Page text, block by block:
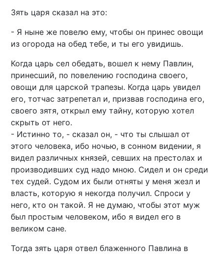
Зять царя сказал на это:
- Я ныне же повелю ему, чтобы он принес овощи
из огорода на обед тебе, и ты его увидишь.
Когда царь сел обедать, вошел к нему Павлин,
принесший, по повелению господина своего,
овощи для царской трапезы. Когда царь увидел
его, тотчас затрепетал и, призвав господина его,
своего зятя, открыл ему тайну, которую хотел
скрыть от него.
- Истинно то, - сказал он, - что ты слышал от
этого человека, ибо ночью, в сонном видении, я
видел различных князей, севших на престолах и
производивших суд надо мною. Сидел и он среди
тех судей. Судом их были отняты у меня жезл и
власть, которую я некогда получил. Спроси у
него, кто он такой. Я не думаю, чтобы этот муж
был простым человеком, ибо я видел его в
великом сане.
Тогда зять царя отвел блаженного Павлина в